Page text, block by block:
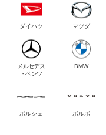
ダイハツ マツダ
メルセデス
・ベンツ
BMW
ポルシェ ボルボ